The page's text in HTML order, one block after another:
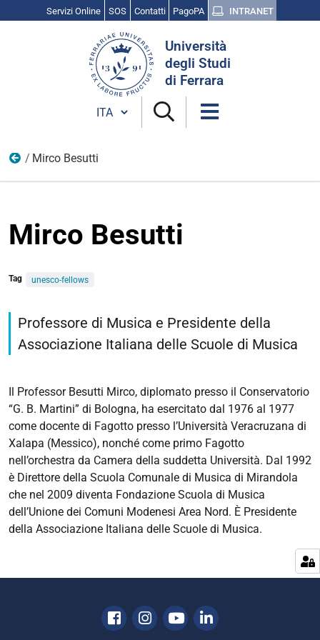
Servizi Online SOS Contatti PagoPA INTRANET
Università
degli Studi
di Ferrara
Cambia lingua
Membri
Mirco Besutti
Mirco Besutti
Tag unesco-fellows
Professore di Musica e Presidente della
Associazione Italiana delle Scuole di Musica
Il Professor Besutti Mirco, diplomato presso il Conservatorio
“G. B. Martini” di Bologna, ha esercitato dal 1976 al 1977
come docente di Fagotto presso l’Università Veracruzana di
Xalapa (Messico), nonché come primo Fagotto
nell’orchestra da Camera della suddetta Università. Dal 1992
è Direttore della Scuola Comunale di Musica di Mirandola
che nel 2009 diventa Fondazione Scuola di Musica
dell’Unione dei Comuni Modenesi Area Nord. È Presidente
della Associazione Italiana delle Scuole di Musica.
Facebook
Instagram
YoutubeLinkedin